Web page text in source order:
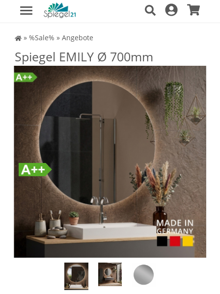
Spiegel Shop
» %Sale% » Angebote
Spiegel EMILY Ø 700mm